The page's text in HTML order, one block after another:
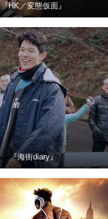
『HK／変態仮面』
『海街diary』